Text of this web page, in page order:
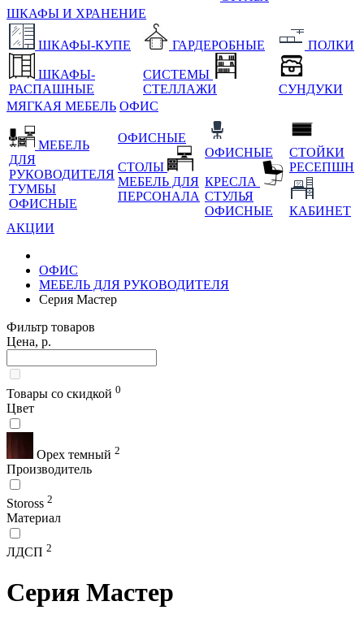
ШКАФЫ И ХРАНЕНИЕ
ШКАФЫ-КУПЕ
ШКАФЫ-
РАСПАШНЫЕ
ГАРДЕРОБНЫЕ
СИСТЕМЫ
СТЕЛЛАЖИ
ПОЛКИ
СУНДУКИ
МЯГКАЯ МЕБЕЛЬ ОФИС
МЕБЕЛЬ
ДЛЯ
РУКОВОДИТЕЛЯ
ТУМБЫ
ОФИСНЫЕ
ОФИСНЫЕ
СТОЛЫ
МЕБЕЛЬ ДЛЯ
ПЕРСОНАЛА
ОФИСНЫЕ
КРЕСЛА
СТУЛЬЯ
ОФИСНЫЕ
СТОЙКИ
РЕСЕПШН
КАБИНЕТ
АКЦИИ
ОФИС
МЕБЕЛЬ ДЛЯ РУКОВОДИТЕЛЯ
Серия Мастер
Фильтр товаров
Цена, р.
Товары со скидкой 0
Цвет
Орех темный 2
Производитель
Stoross 2
Материал
ЛДСП 2
Серия Мастер